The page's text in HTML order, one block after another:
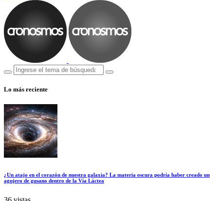
Lo más reciente
¿Un atajo en el corazón de nuestra galaxia? La materia oscura podría haber creado un
agujero de gusano dentro de la Vía Láctea